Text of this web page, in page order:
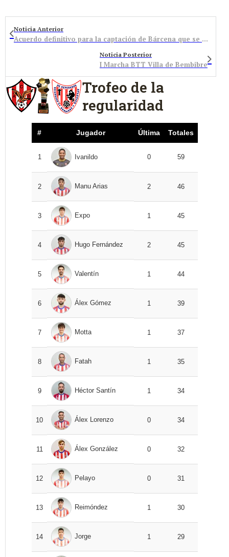
Noticia Anterior
Acuerdo definitivo para la captación de Bárcena que se presentará en octubre
Noticia Posterior
I Marcha BTT Villa de Bembibre
Trofeo de la
regularidad
# Jugador Última Totales
1 Ivanildo 0 59
2 Manu Arias 2 46
3 Expo 1 45
4 Hugo Fernández 2 45
5 Valentín 1 44
6 Álex Gómez 1 39
7 Motta 1 37
8 Fatah 1 35
9 Héctor Santín 1 34
10 Álex Lorenzo 0 34
11 Álex González 0 32
12 Pelayo 0 31
13 Reimóndez 1 30
14 Jorge 1 29